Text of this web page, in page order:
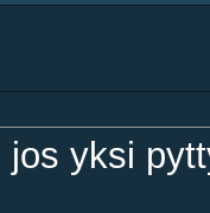
yksi